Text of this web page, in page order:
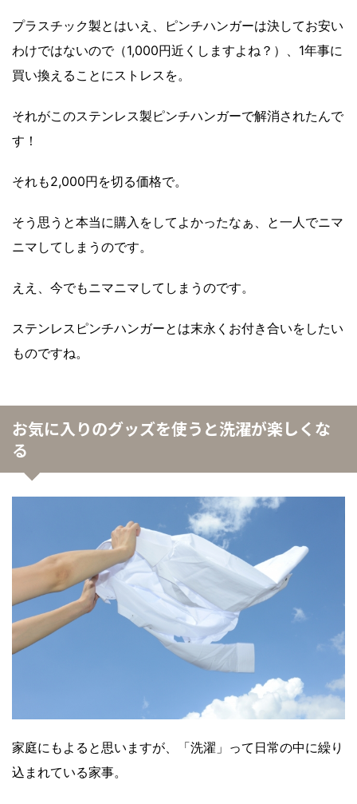
プラスチック製とはいえ、ピンチハンガーは決してお安い
わけではないので（1,000円近くしますよね？）、1年事に
買い換えることにストレスを。
それがこのステンレス製ピンチハンガーで解消されたんで
す！
それも2,000円を切る価格で。
そう思うと本当に購入をしてよかったなぁ、と一人でニマ
ニマしてしまうのです。
ええ、今でもニマニマしてしまうのです。
ステンレスピンチハンガーとは末永くお付き合いをしたい
ものですね。
お気に入りのグッズを使うと洗濯が楽しくな
る
家庭にもよると思いますが、「洗濯」って日常の中に繰り
込まれている家事。